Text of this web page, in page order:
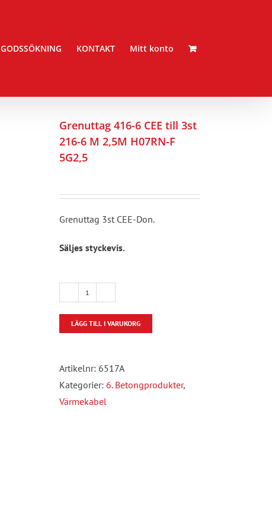
GODSSÖKNING KONTAKT Mitt konto
Grenuttag 416-6 CEE till 3st
216-6 M 2,5M H07RN-F
5G2,5
Grenuttag 3st CEE-Don.
Säljes styckevis.
Grenuttag
416-
6
till
3st
216-
LÄGG TILL I VARUKORG
Artikelnr: 6517A
Kategorier: 6. Betongprodukter,
Värmekabel